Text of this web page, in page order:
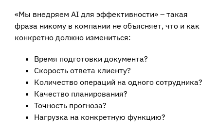
«Мы внедряем AI для эффективности» – такая
фраза никому в компании не объясняет, что и как
конкретно должно измениться:
Время подготовки документа?
Скорость ответа клиенту?
Количество операций на одного сотрудника?
Качество планирования?
Точность прогноза?
Нагрузка на конкретную функцию?